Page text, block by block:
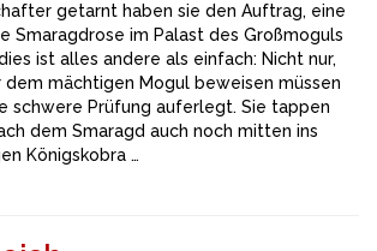
getarnt haben sie den Auftrag, eine
Smaragdrose im Palast des Großmoguls
ist alles andere als einfach: Nicht nur,
dem mächtigen Mogul beweisen müssen
schwere Prüfung auferlegt. Sie tappen
dem Smaragd auch noch mitten ins
Königskobra …